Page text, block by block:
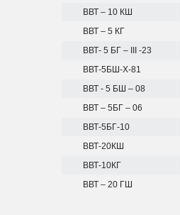
ВВТ – 10 КШ
ВВТ – 5 КГ
ВВТ- 5 БГ – III -23
ВВТ-5БШ-Х-81
ВВТ - 5 БШ – 08
ВВТ – 5БГ – 06
ВВТ-5БГ-10
ВВТ-20КШ
ВВТ-10КГ
ВВТ – 20 ГШ